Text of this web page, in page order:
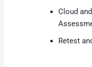
Cloud
Retest